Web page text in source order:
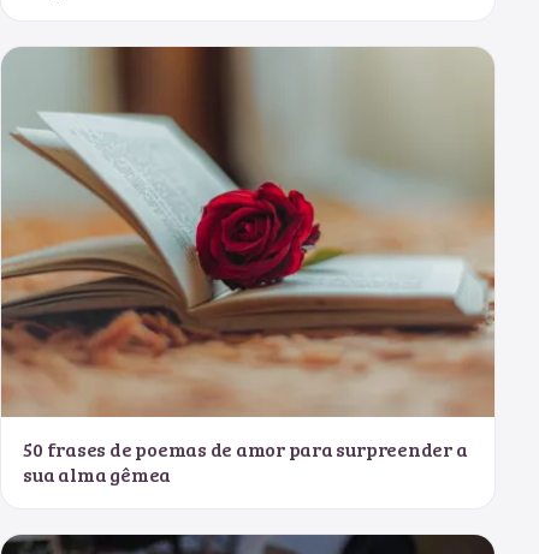
50 frases de poemas de amor para surpreender a
sua alma gêmea